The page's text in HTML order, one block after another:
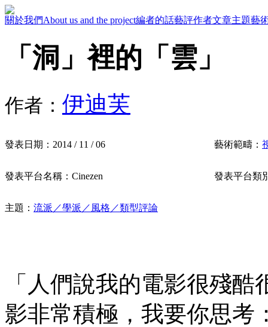
關於我們About us and the project編者的話藝評作者文章主題藝
「洞」裡的「雲」
作者： 伊迪芙
發表日期： 2014 / 11 / 06 藝術範疇：
發表平台名稱： Cinezen 發表平台類
主題： 流派／學派／風格／類型評論
「人們說我的電影很殘
影非常積極，我要你思考